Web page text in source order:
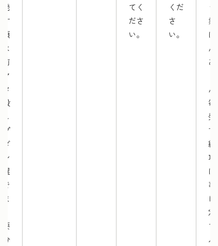
発
す
項
前
設
プ
ダ
選
で
要
分
てく
ださ
い。
くだ
さ
い。
毎
発
納
項